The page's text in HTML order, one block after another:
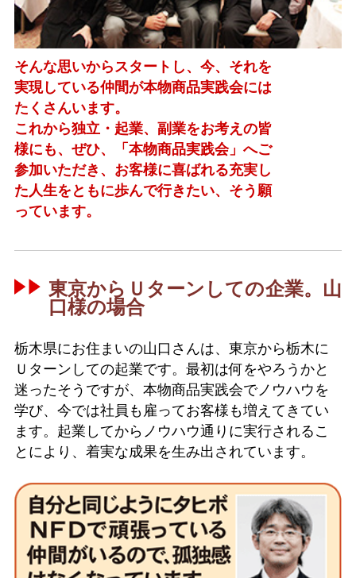
そんな思いからスタートし、今、それを
実現している仲間が本物商品実践会には
たくさんいます。
これから独立・起業、副業をお考えの皆
様にも、ぜひ、「本物商品実践会」へご
参加いただき、お客様に喜ばれる充実し
た人生をともに歩んで行きたい、そう願
っています。
東京からＵターンしての企業。山
口様の場合
栃木県にお住まいの山口さんは、東京から栃木に
Ｕターンしての起業です。最初は何をやろうかと
迷ったそうですが、本物商品実践会でノウハウを
学び、今では社員も雇ってお客様も増えてきてい
ます。起業してからノウハウ通りに実行されるこ
とにより、着実な成果を生み出されています。